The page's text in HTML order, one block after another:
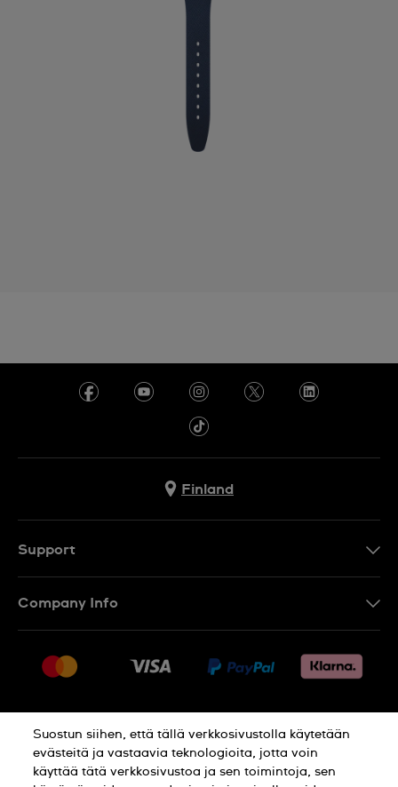
Finland
Support
Palautukset
Myyntiehdot
Withdraw from contract
Company Info
Jobs
Suostun siihen, että tällä verkkosivustolla käytetään
evästeitä ja vastaavia teknologioita, jotta voin
käyttää tätä verkkosivustoa ja sen toimintoja, sen